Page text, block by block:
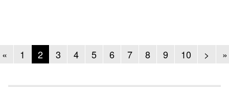
«Previous
1 2 3 4 5 6 7 8 9 10 > Next
»